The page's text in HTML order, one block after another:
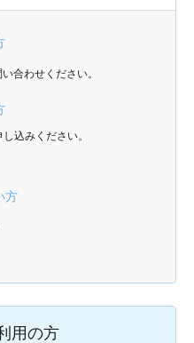
合わせください。
込みください。
方
用の方